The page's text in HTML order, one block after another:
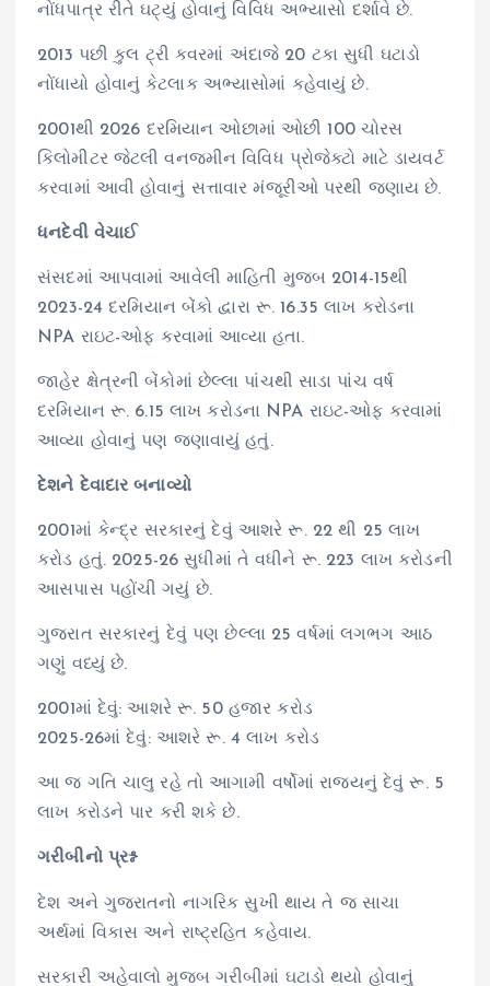
નોંધપાત્ર રીતે ઘટ્યું હોવાનું વિવિધ અભ્યાસો દર્શાવે છે.
2013 પછી કુલ ટ્રી કવરમાં અંદાજે 20 ટકા સુધી ઘટાડો
નોંધાયો હોવાનું કેટલાક અભ્યાસોમાં કહેવાયું છે.
2001થી 2026 દરમિયાન ઓછામાં ઓછી 100 ચોરસ
કિલોમીટર જેટલી વનજમીન વિવિધ પ્રોજેક્ટો માટે ડાયવર્ટ
કરવામાં આવી હોવાનું સત્તાવાર મંજૂરીઓ પરથી જણાય છે.
ધનદેવી વેચાઈ
સંસદમાં આપવામાં આવેલી માહિતી મુજબ 2014-15થી
2023-24 દરમિયાન બેંકો દ્વારા રૂ. 16.35 લાખ કરોડના
NPA રાઇટ-ઓફ કરવામાં આવ્યા હતા.
જાહેર ક્ષેત્રની બેંકોમાં છેલ્લા પાંચથી સાડા પાંચ વર્ષ
દરમિયાન રૂ. 6.15 લાખ કરોડના NPA રાઇટ-ઓફ કરવામાં
આવ્યા હોવાનું પણ જણાવાયું હતું.
દેશને દેવાદાર બનાવ્યો
2001માં કેન્દ્ર સરકારનું દેવું આશરે રૂ. 22 થી 25 લાખ
કરોડ હતું. 2025-26 સુધીમાં તે વધીને રૂ. 223 લાખ કરોડની
આસપાસ પહોંચી ગયું છે.
ગુજરાત સરકારનું દેવું પણ છેલ્લા 25 વર્ષમાં લગભગ આઠ
ગણું વધ્યું છે.
2001માં દેવું: આશરે રૂ. 50 હજાર કરોડ
2025-26માં દેવું: આશરે રૂ. 4 લાખ કરોડ
આ જ ગતિ ચાલુ રહે તો આગામી વર્ષોમાં રાજ્યનું દેવું રૂ. 5
લાખ કરોડને પાર કરી શકે છે.
ગરીબીનો પ્રશ્ન
દેશ અને ગુજરાતનો નાગરિક સુખી થાય તે જ સાચા
અર્થમાં વિકાસ અને રાષ્ટ્રહિત કહેવાય.
સરકારી અહેવાલો મુજબ ગરીબીમાં ઘટાડો થયો હોવાનું